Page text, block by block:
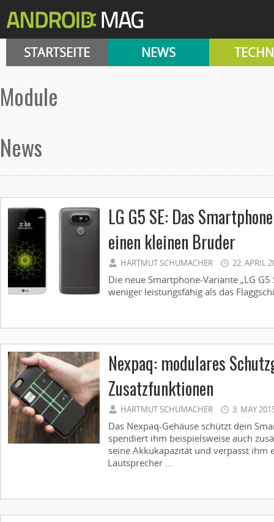
STARTSEITE NEWS
Module
News
LG G5 SE: Das
einen kleinen Bruder
HARTMUT SCHUMACHER 22. APRIL
Die neue Smartphone-Variante „LG G5
weniger leistungsfähig als das
Nexpaq: modulares
Zusatzfunktionen
HARTMUT SCHUMACHER 3. MAY
Das Nexpaq-Gehäuse schützt dein
spendiert ihm beispielsweise auch
seine Akkukapazität und verpasst ihm
Lautsprecher ...